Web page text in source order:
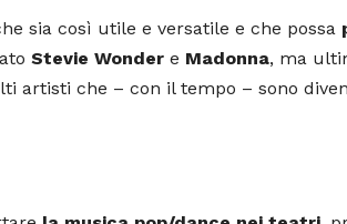
sia così utile e versatile e che possa
Stevie Wonder e Madonna, ma
artisti che – con il tempo – sono